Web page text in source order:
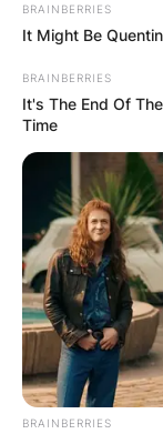
BRAINBERRIES
It Might Be
BRAINBERRIES
It's The End Of
Time
BRAINBERRIES